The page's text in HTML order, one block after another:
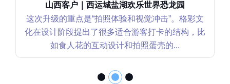
山西客户｜西运城盐湖欢乐世界恐龙园
这次升级的重点是“拍照体验和视觉冲击”。格彩文
化在设计阶段提出了很多适合游客打卡的结构，比
如食人花的互动设计和拍照蛋壳的...